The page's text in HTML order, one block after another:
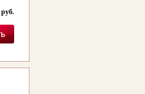
руб.